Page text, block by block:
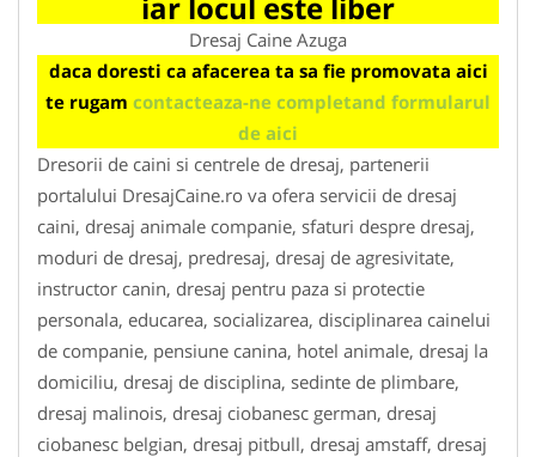
Dresaj Caine Azuga
daca doresti ca afacerea ta sa fie promovata aici
te rugam contacteaza-ne completand formularul
de aici
Dresorii de caini si centrele de dresaj, partenerii
portalului DresajCaine.ro va ofera servicii de dresaj
caini, dresaj animale companie, sfaturi despre dresaj,
moduri de dresaj, predresaj, dresaj de agresivitate,
instructor canin, dresaj pentru paza si protectie
personala, educarea, socializarea, disciplinarea cainelui
de companie, pensiune canina, hotel animale, dresaj la
domiciliu, dresaj de disciplina, sedinte de plimbare,
dresaj malinois, dresaj ciobanesc german, dresaj
ciobanesc belgian, dresaj pitbull, dresaj amstaff, dresaj